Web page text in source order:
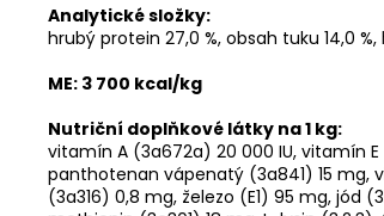
Analytické složky:
hrubý protein 27,0 %, obsah tuku 14,0 %,
ME: 3 700 kcal/kg
Nutriční doplňkové látky na 1 kg:
vitamín A (3a672a) 20 000 IU, vitamín
panthotenan vápenatý (3a841) 15 mg,
(3a316) 0,8 mg, železo (E1) 95 mg, jód